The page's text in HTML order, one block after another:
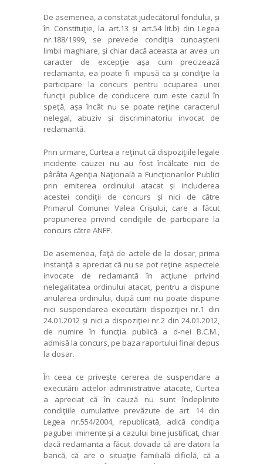
De asemenea, a constatat judecătorul fondului, și
în Constituţie, la art.13 și art.54 lit.b) din Legea
nr.188/1999, se prevede condiţia cunoașterii
limbii maghiare, și chiar dacă aceasta ar avea un
caracter de excepţie așa cum precizează
reclamanta, ea poate fi impusă ca și condiţie la
participare la concurs pentru ocuparea unei
funcţii publice de conducere cum este cazul în
speţă, așa încât nu se poate reţine caracterul
nelegal, abuziv și discriminatoriu invocat de
reclamantă.
Prin urmare, Curtea a reţinut că dispoziţiile legale
incidente cauzei nu au fost încălcate nici de
pârâta Agenţia Naţională a Funcţionarilor Publici
prin emiterea ordinului atacat și includerea
acestei condiţii de concurs și nici de către
Primarul Comunei Valea Crișului, care a făcut
propunerea privind condiţiile de participare la
concurs către ANFP.
De asemenea, faţă de actele de la dosar, prima
instanţă a apreciat că nu se pot reţine aspectele
invocate de reclamantă în acţiune privind
nelegalitatea ordinului atacat, pentru a dispune
anularea ordinului, după cum nu poate dispune
nici suspendarea executării dispoziţiei nr.1 din
24.01.2012 și nici a dispoziţiei nr.2 din 24.01.2012,
de numire în funcţia publică a d-nei B.C.M.,
admisă la concurs, pe baza raportului final depus
la dosar.
În ceea ce privește cererea de suspendare a
executării actelor administrative atacate, Curtea
a apreciat că în cauză nu sunt îndeplinite
condiţiile cumulative prevăzute de art. 14 din
Legea nr.554/2004, republicată, adică condiţia
pagubei iminente și a cazului bine justificat, chiar
dacă reclamanta a făcut dovada că are datorii la
bancă, că are o situaţie familială dificilă, că a